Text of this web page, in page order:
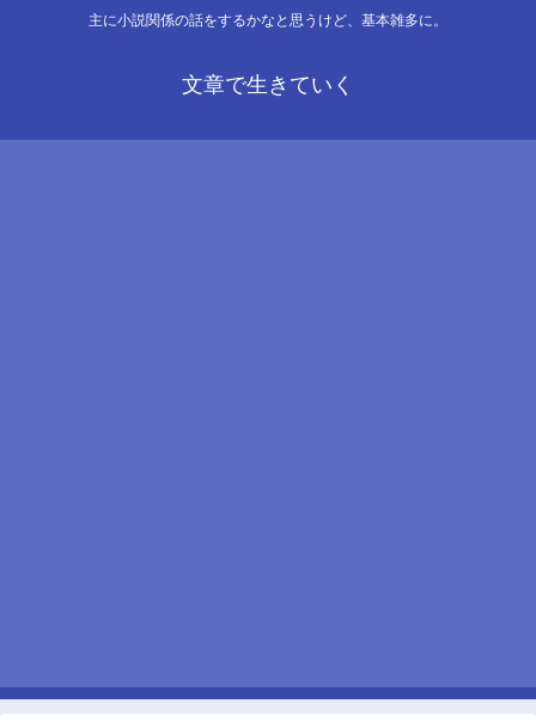
主に小説関係の話をするかなと思うけど、基本雑多に。
文章で生きていく